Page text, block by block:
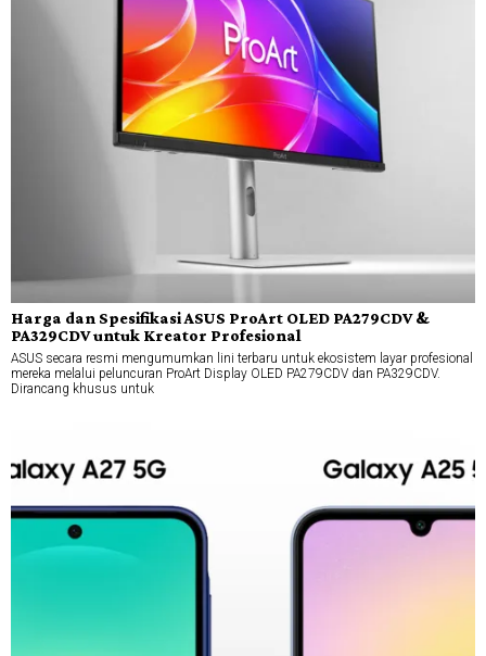
Harga dan Spesifikasi ASUS ProArt OLED PA279CDV &
PA329CDV untuk Kreator Profesional
ASUS secara resmi mengumumkan lini terbaru untuk ekosistem layar profesional
mereka melalui peluncuran ProArt Display OLED PA279CDV dan PA329CDV.
Dirancang khusus untuk